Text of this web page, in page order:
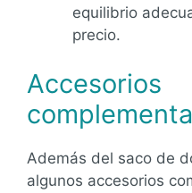
equilibrio
precio.
Accesorios
Además del saco de
algunos accesorios